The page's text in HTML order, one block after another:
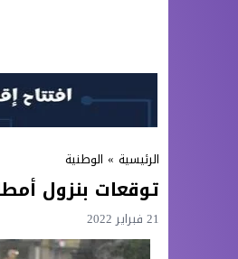
الرئيسية » الوطنية
توقعات بنزول
21 فبراير 2022